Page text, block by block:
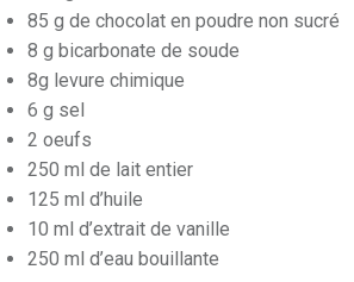
85 g de chocolat en poudre non sucré
8 g bicarbonate de soude
8g levure chimique
6 g sel
2 oeufs
250 ml de lait entier
125 ml d’huile
10 ml d’extrait de vanille
250 ml d’eau bouillante